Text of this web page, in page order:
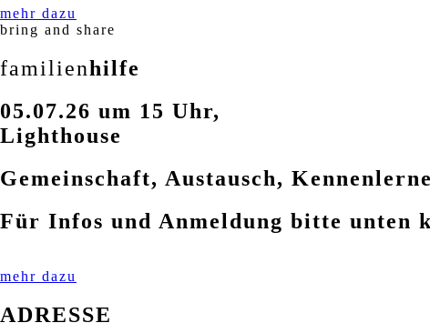
mehr dazu
bring and share
familienhilfe
05.07.26 um 15 Uhr,
Lighthouse
Gemeinschaft, Austausch,
Für Infos und Anmeldung bitte unten
mehr dazu
ADRESSE